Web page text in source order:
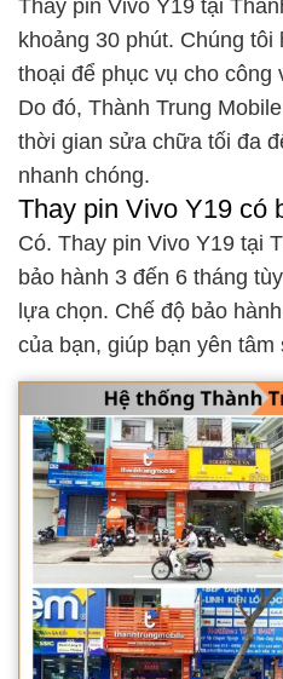
Thay pin Vivo Y19 tại
khoảng 30 phút. Chúng tôi
thoại để phục vụ cho công
Do đó, Thành Trung
thời gian sửa chữa tối đa
nhanh chóng.
Thay pin Vivo Y19 có
Có. Thay pin Vivo Y19 tại
bảo hành 3 đến 6 tháng
lựa chọn. Chế độ bảo
của bạn, giúp bạn yên